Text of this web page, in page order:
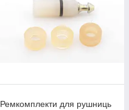
Ремкомплекти для рушниць